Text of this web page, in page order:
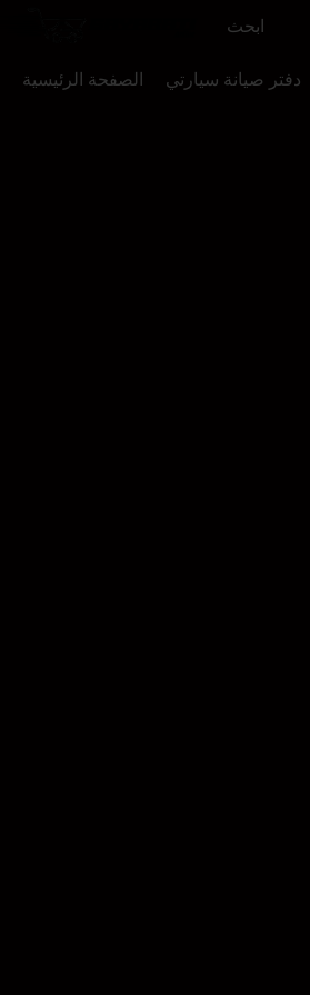
الصفحة الرئيسية دفتر صيانة سيارتي